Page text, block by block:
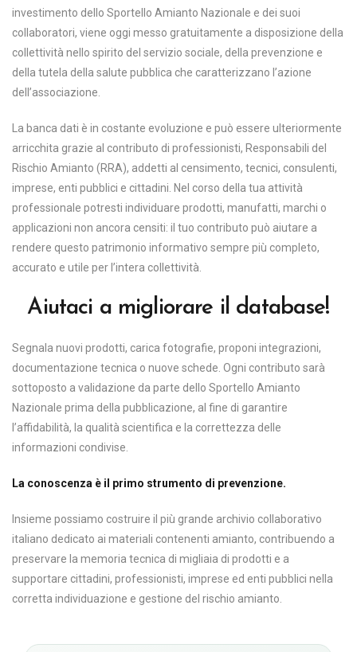
investimento dello Sportello Amianto Nazionale e dei suoi
collaboratori, viene oggi messo gratuitamente a disposizione della
collettività nello spirito del servizio sociale, della prevenzione e
della tutela della salute pubblica che caratterizzano l’azione
dell’associazione.
La banca dati è in costante evoluzione e può essere ulteriormente
arricchita grazie al contributo di professionisti, Responsabili del
Rischio Amianto (RRA), addetti al censimento, tecnici, consulenti,
imprese, enti pubblici e cittadini. Nel corso della tua attività
professionale potresti individuare prodotti, manufatti, marchi o
applicazioni non ancora censiti: il tuo contributo può aiutare a
rendere questo patrimonio informativo sempre più completo,
accurato e utile per l’intera collettività.
Aiutaci a migliorare il database!
Segnala nuovi prodotti, carica fotografie, proponi integrazioni,
documentazione tecnica o nuove schede. Ogni contributo sarà
sottoposto a validazione da parte dello Sportello Amianto
Nazionale prima della pubblicazione, al fine di garantire
l’affidabilità, la qualità scientifica e la correttezza delle
informazioni condivise.
La conoscenza è il primo strumento di prevenzione.
Insieme possiamo costruire il più grande archivio collaborativo
italiano dedicato ai materiali contenenti amianto, contribuendo a
preservare la memoria tecnica di migliaia di prodotti e a
supportare cittadini, professionisti, imprese ed enti pubblici nella
corretta individuazione e gestione del rischio amianto.